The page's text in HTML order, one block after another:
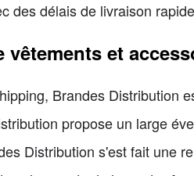
des délais de livraison
et
Brandes Distribution
propose un large
Distribution s'est fait une